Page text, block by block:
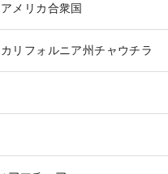
アメリカ合衆国
カリフォルニア州チャウチラ